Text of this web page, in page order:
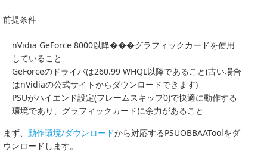
前提条件
nVidia GeForce 8000以降���グラフィックカードを使用
していること
GeForceのドライバは260.99 WHQL以降であること(古い場合
はnVidiaの公式サイトからダウンロードできます)
PSUがハイエンド設定(フレームスキップ0)で快適に動作する
環境であり、グラフィックカードに余力があること
まず、 動作環境/ダウンロードから対応するPSUOBBAAToolをダ
ウンロードします。